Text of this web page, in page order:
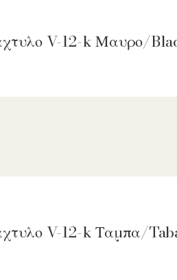
V-12-k Μαυρο/
V-12-k Ταμπα/